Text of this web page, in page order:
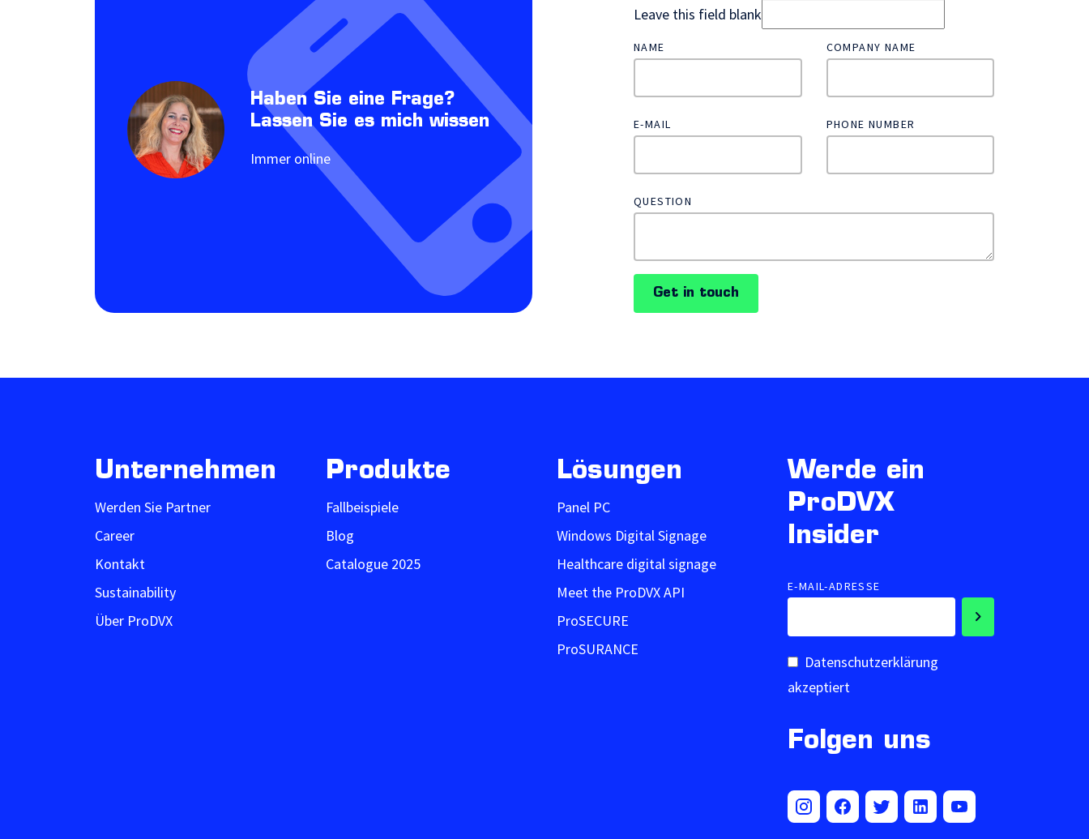
Haben Sie eine Frage?
Lassen Sie es mich wissen
Immer online
Leave this field blank
NAME COMPANY NAME
E-MAIL PHONE NUMBER
QUESTION
Get in touch
Unternehmen
Werden Sie Partner
Career
Kontakt
Sustainability
Über ProDVX
Produkte
Fallbeispiele
Blog
Catalogue 2025
Lösungen
Panel PC
Windows Digital Signage
Healthcare digital signage
Meet the ProDVX API
ProSECURE
ProSURANCE
Werde ein
ProDVX
Insider
E-MAIL-ADRESSE
Datenschutzerklärung
akzeptiert
Folgen uns